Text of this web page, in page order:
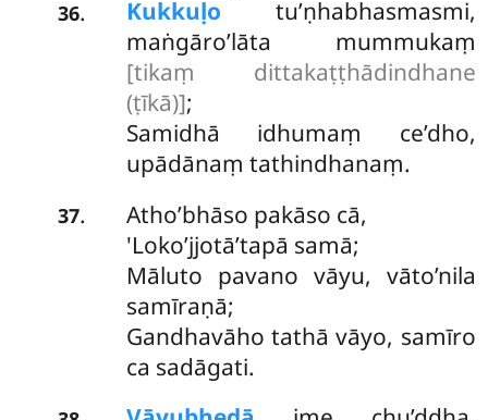
36. Kukkuḷo tu’ṇhabhasmasmi,
maṅgāro’lāta mummukaṃ
[tikaṃ dittakaṭṭhādindhane
(ṭīkā)];
Samidhā idhumaṃ ce’dho,
upādānaṃ tathindhanaṃ.
37.
Atho’bhāso pakāso cā,
'Loko’jjotā’tapā samā;
Māluto pavano vāyu, vāto’nila
samīraṇā;
Gandhavāho tathā vāyo, samīro
ca sadāgati.